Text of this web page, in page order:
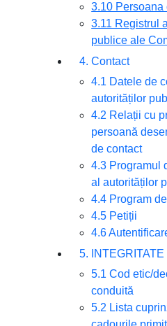
3.10 Persoana
3.11 Registrul
publice ale
4. Contact
4.1 Datele de
autorităților
4.2 Relații cu
persoană
de contact
4.3 Programul
al autorităților
4.4 Program
4.5 Petiții
4.6
5.
5.1 Cod etic/
conduită
5.2 Lista